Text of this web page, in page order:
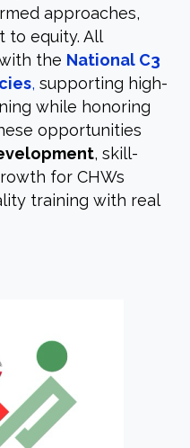
approaches,
to equity. All
the National C3
, supporting high-
while honoring
opportunities
, skill-
for CHWs
training with real